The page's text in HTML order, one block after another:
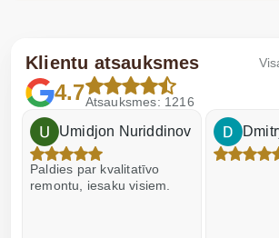
Klientu atsauksmes
4.7Atsauksmes: 1216
Umidjon Nuriddinov
Paldies par kvalitatīvo
remontu, iesaku visiem.